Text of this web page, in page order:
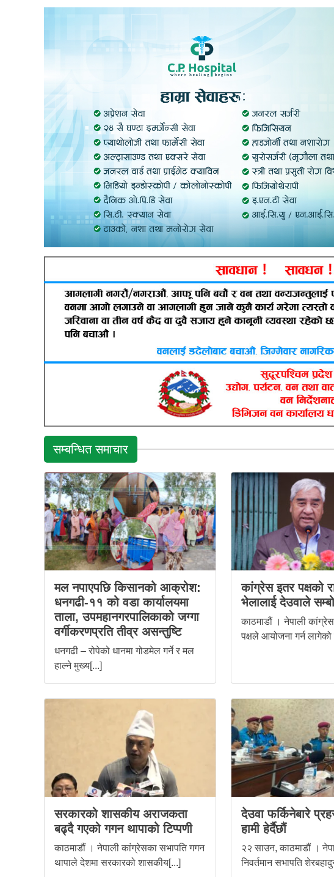
सम्बन्धित समाचार
मल नपाएपछि किसानको आक्रोश:
धनगढी-११ को वडा कार्यालयमा
ताला, उपमहानगरपालिकाको जग्गा
वर्गीकरणप्रति तीव्र असन्तुष्टि
धनगढी – रोपेको धानमा गोडमेल गर्ने र मल
हाल्ने मुख्य[...]
कांग्रेस इतर पक्षको
भेलालाई देउवाले
काठमाडौं । नेपाली
पक्षले आयोजना गर्न लागेको
सरकारको शासकीय अराजकता
बढ्दै गएको गगन थापाको टिप्पणी
काठमाडौं । नेपाली कांग्रेसका सभापति गगन
थापाले देशमा सरकारको शासकीय[...]
देउवा फर्किनेबारे
हामी हेर्दैछौं
२२ साउन, काठमाडौं ।
निवर्तमान सभापति